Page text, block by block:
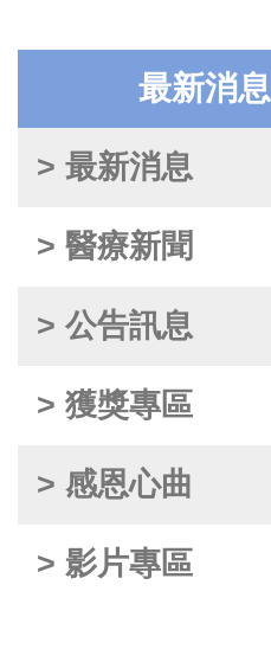
最新消息
> 最新消息
> 醫療新聞
> 公告訊息
> 獲獎專區
> 感恩心曲
> 影片專區